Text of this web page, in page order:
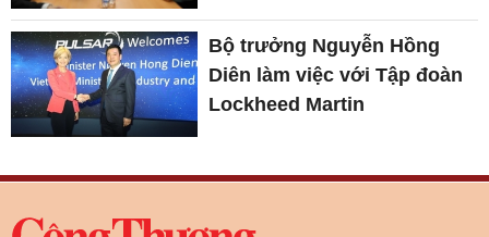
Bộ trưởng Nguyễn Hồng
Diên làm việc với Tập đoàn
Lockheed Martin